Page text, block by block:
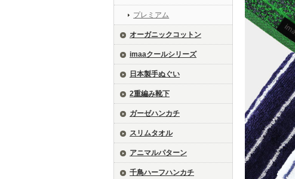
プレミアム
オーガニックコットン
imaaクールシリーズ
日本製手ぬぐい
2重編み靴下
ガーゼハンカチ
スリムタオル
アニマルパターン
千鳥ハーフハンカチ